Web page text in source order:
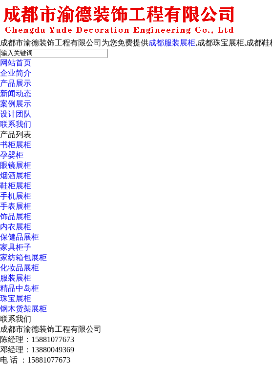
成都市渝德装饰工程有限公司为您免费提供成都服装展柜,成都珠宝展柜,成都
网站首页
企业简介
产品展示
新闻动态
案例展示
设计团队
联系我们
产品列表
书柜展柜
孕婴柜
眼镜展柜
烟酒展柜
鞋柜展柜
手机展柜
手表展柜
饰品展柜
内衣展柜
保健品展柜
家具柜子
家纺箱包展柜
化妆品展柜
服装展柜
精品中岛柜
珠宝展柜
钢木货架展柜
联系我们
成都市渝德装饰工程有限公司
陈经理：15881077673
邓经理： 13880049369
电 话 ：15881077673